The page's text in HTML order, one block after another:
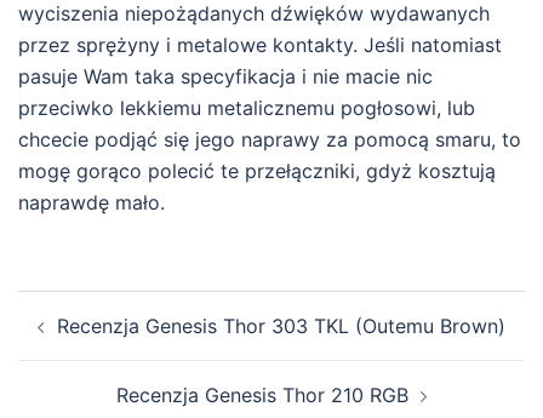
wyciszenia niepożądanych dźwięków wydawanych
przez sprężyny i metalowe kontakty. Jeśli natomiast
pasuje Wam taka specyfikacja i nie macie nic
przeciwko lekkiemu metalicznemu pogłosowi, lub
chcecie podjąć się jego naprawy za pomocą smaru, to
mogę gorąco polecić te przełączniki, gdyż kosztują
naprawdę mało.
wpisy
Recenzja Genesis Thor 303 TKL (Outemu Brown)
Recenzja Genesis Thor 210 RGB